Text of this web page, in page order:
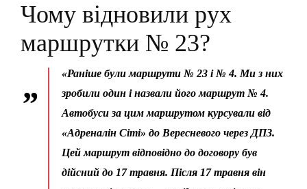
Чому відновили рух
маршрутки № 23?
«Раніше були маршрути № 23 і № 4. Ми з них
зробили один і назвали його маршрут № 4.
Автобуси за цим маршрутом курсували від
«Адреналін Сіті» до Вересневого через ДПЗ.
Цей маршрут відповідно до договору був
дійсний до 17 травня. Після 17 травня він